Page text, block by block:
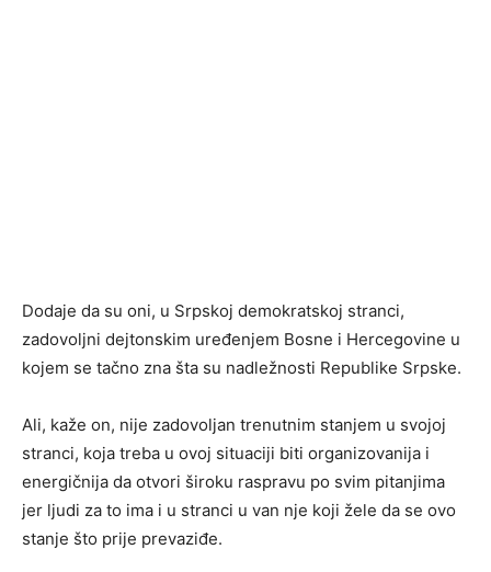
Dodaje da su oni, u Srpskoj demokratskoj stranci,
zadovoljni dejtonskim uređenjem Bosne i Hercegovine u
kojem se tačno zna šta su nadležnosti Republike Srpske.
Ali, kaže on, nije zadovoljan trenutnim stanjem u svojoj
stranci, koja treba u ovoj situaciji biti organizovanija i
energičnija da otvori široku raspravu po svim pitanjima
jer ljudi za to ima i u stranci u van nje koji žele da se ovo
stanje što prije prevaziđe.